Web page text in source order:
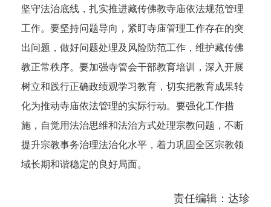
坚守法治底线，扎实推进藏传佛教寺庙依法规范管理
工作。要坚持问题导向，紧盯寺庙管理工作存在的突
出问题，做好问题处理及风险防范工作，维护藏传佛
教正常秩序。要加强寺管会干部教育培训，深入开展
树立和践行正确政绩观学习教育，切实把教育成果转
化为推动寺庙依法管理的实际行动。要强化工作措
施，自觉用法治思维和法治方式处理宗教问题，不断
提升宗教事务治理法治化水平，着力巩固全区宗教领
域长期和谐稳定的良好局面。
责任编辑：达珍